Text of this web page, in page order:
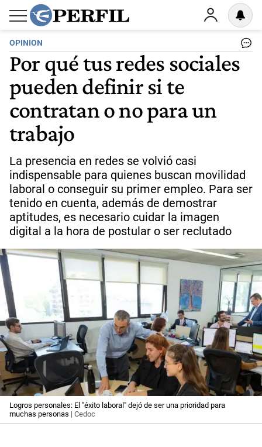
OPINION
Por qué tus redes sociales
pueden definir si te
contratan o no para un
trabajo
La presencia en redes se volvió casi
indispensable para quienes buscan movilidad
laboral o conseguir su primer empleo. Para ser
tenido en cuenta, además de demostrar
aptitudes, es necesario cuidar la imagen
digital a la hora de postular o ser reclutado
Logros personales: El "éxito laboral" dejó de ser una prioridad para
muchas personas | Cedoc